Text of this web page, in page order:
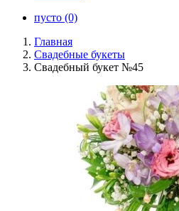
пусто (0)
Главная
Свадебные букеты
Свадебный букет №45